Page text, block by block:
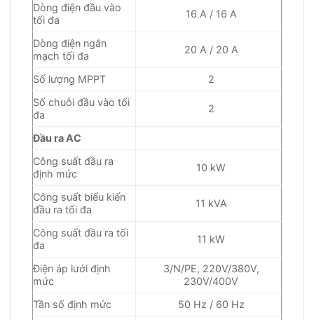
Dòng điện đầu vào
tối đa
16 A / 16 A
Dòng điện ngắn
mạch tối đa
20 A / 20 A
Số lượng MPPT
2
Số chuỗi đầu vào tối
đa
2
Đầu ra AC
Công suất đầu ra
định mức
10 kW
Công suất biểu kiến
đầu ra tối đa
11 kVA
Công suất đầu ra tối
đa
11 kW
Điện áp lưới định
mức
3/N/PE, 220V/380V,
230V/400V
Tần số định mức
50 Hz / 60 Hz